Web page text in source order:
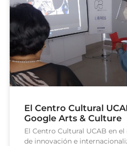
El Centro Cultural
Google Arts & Culture
El Centro Cultural UCAB en
de innovación e